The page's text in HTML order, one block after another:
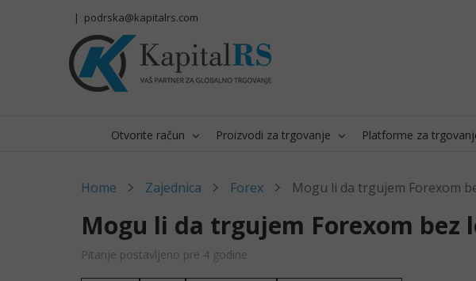
| podrska@kapitalrs.com
Otvorite račun Proizvodi za trgovanje Platforme za
Home Zajednica Forex Mogu li da trgujem Forexom
Mogu li da trgujem Forexom bez
Pitanje postavljeno pre 4 godine